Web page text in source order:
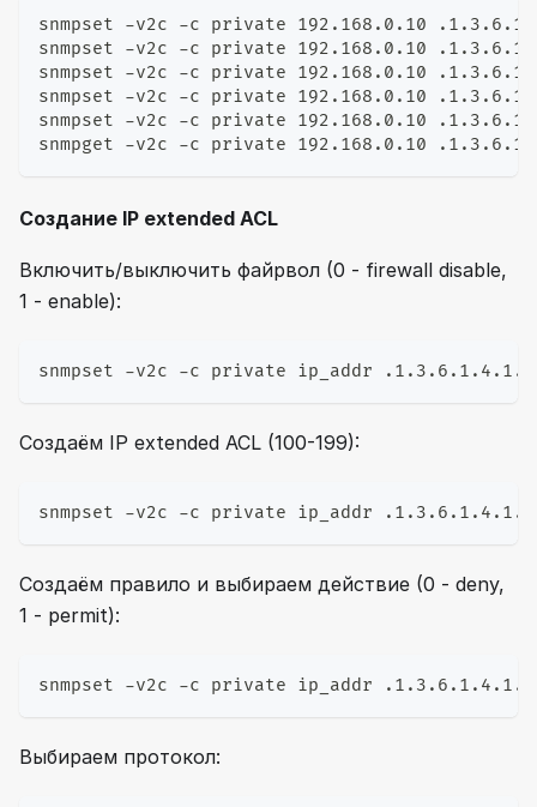
snmpset -v2c -c private 192.168.0.10
snmpset -v2c -c private 192.168.0.10
snmpset -v2c -c private 192.168.0.10
snmpset -v2c -c private 192.168.0.10
snmpset -v2c -c private 192.168.0.10
snmpget -v2c -c private 192.168.0.10
Создание IP extended ACL
Включить/выключить файрвол (0 - firewall disable,
1 - enable):
snmpset -v2c -c private ip_addr
Создаём IP extended ACL (100-199):
snmpset -v2c -c private ip_addr
Создаём правило и выбираем действие (0 - deny,
1 - permit):
snmpset -v2c -c private ip_addr
Выбираем протокол: